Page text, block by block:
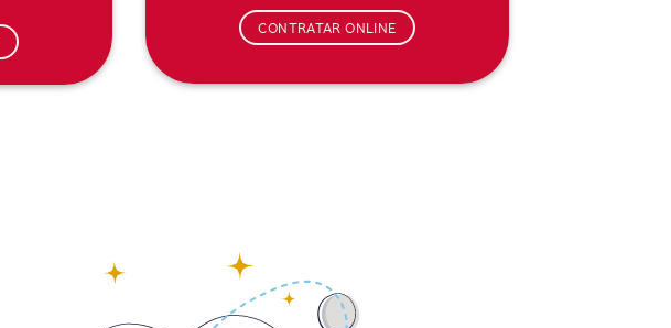
CONTRATAR ONLINE